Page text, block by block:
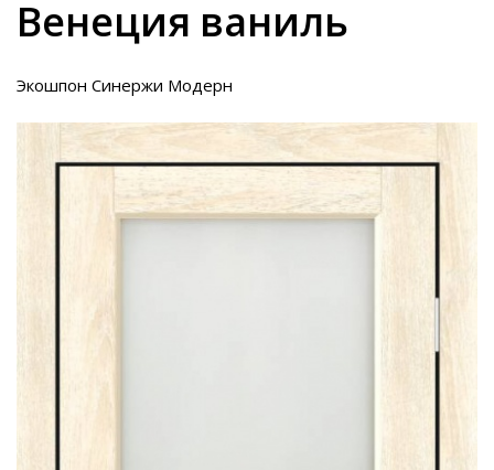
Венеция ваниль
Экошпон Синержи Модерн